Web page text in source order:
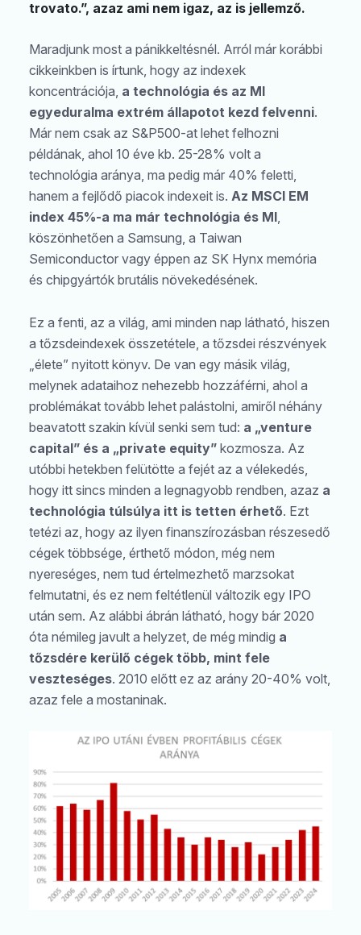
trovato.”, azaz ami nem igaz, az is jellemző.
Maradjunk most a pánikkeltésnél. Arról már korábbi
cikkeinkben is írtunk, hogy az indexek
koncentrációja, a technológia és az MI
egyeduralma extrém állapotot kezd felvenni.
Már nem csak az S&P500-at lehet felhozni
példának, ahol 10 éve kb. 25-28% volt a
technológia aránya, ma pedig már 40% feletti,
hanem a fejlődő piacok indexeit is. Az MSCI EM
index 45%-a ma már technológia és MI,
köszönhetően a Samsung, a Taiwan
Semiconductor vagy éppen az SK Hynx memória
és chipgyártók brutális növekedésének.
Ez a fenti, az a világ, ami minden nap látható, hiszen
a tőzsdeindexek összetétele, a tőzsdei részvények
„élete” nyitott könyv. De van egy másik világ,
melynek adataihoz nehezebb hozzáférni, ahol a
problémákat tovább lehet palástolni, amiről néhány
beavatott szakin kívül senki sem tud: a „venture
capital” és a „private equity” kozmosza. Az
utóbbi hetekben felütötte a fejét az a vélekedés,
hogy itt sincs minden a legnagyobb rendben, azaz a
technológia túlsúlya itt is tetten érhető. Ezt
tetézi az, hogy az ilyen finanszírozásban részesedő
cégek többsége, érthető módon, még nem
nyereséges, nem tud értelmezhető marzsokat
felmutatni, és ez nem feltétlenül változik egy IPO
után sem. Az alábbi ábrán látható, hogy bár 2020
óta némileg javult a helyzet, de még mindig a
tőzsdére kerülő cégek több, mint fele
veszteséges. 2010 előtt ez az arány 20-40% volt,
azaz fele a mostaninak.